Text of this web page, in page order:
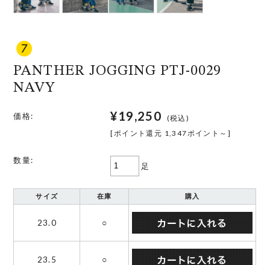
PANTHER JOGGING PTJ-0029
NAVY
価格: ¥19,250
(税込)
[ポイント還元 1,347ポイント～]
数量:
足
サイズ 在庫 購入
23.0 ○
23.5 ○